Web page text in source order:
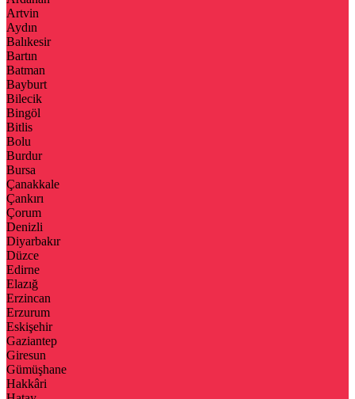
Artvin
Aydın
Balıkesir
Bartın
Batman
Bayburt
Bilecik
Bingöl
Bitlis
Bolu
Burdur
Bursa
Çanakkale
Çankırı
Çorum
Denizli
Diyarbakır
Düzce
Edirne
Elazığ
Erzincan
Erzurum
Eskişehir
Gaziantep
Giresun
Gümüşhane
Hakkâri